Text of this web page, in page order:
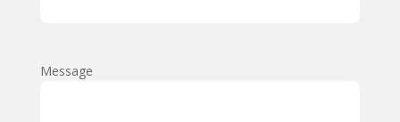
Message